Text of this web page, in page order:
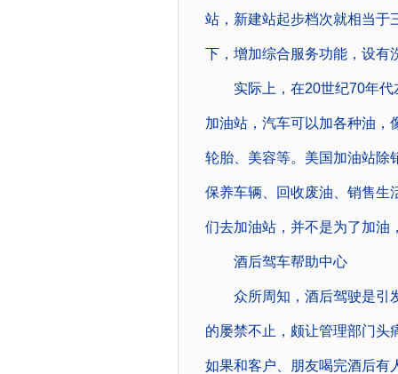
站，新建站起步档次就相当于
下，增加综合服务功能，设有
实际上，在20世纪70年代左
加油站，汽车可以加各种油，
轮胎、美容等。美国加油站除
保养车辆、回收废油、销售生
们去加油站，并不是为了加油
酒后驾车帮助中心
众所周知，酒后驾驶是引发
的屡禁不止，颇让管理部门头
如果和客户、朋友喝完酒后有